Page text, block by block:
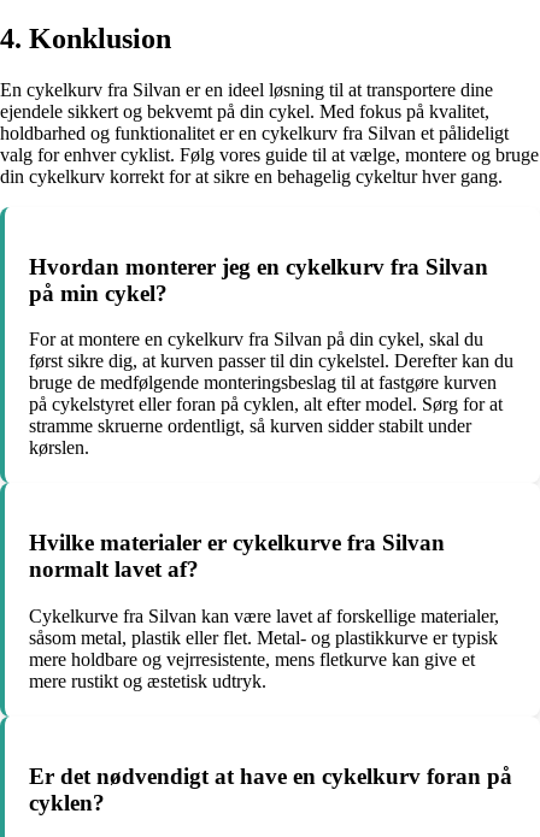
4. Konklusion
En cykelkurv fra Silvan er en ideel løsning til at transportere dine
ejendele sikkert og bekvemt på din cykel. Med fokus på kvalitet,
holdbarhed og funktionalitet er en cykelkurv fra Silvan et pålideligt
valg for enhver cyklist. Følg vores guide til at vælge, montere og bruge
din cykelkurv korrekt for at sikre en behagelig cykeltur hver gang.
Hvordan monterer jeg en cykelkurv fra Silvan
på min cykel?
For at montere en cykelkurv fra Silvan på din cykel, skal du
først sikre dig, at kurven passer til din cykelstel. Derefter kan du
bruge de medfølgende monteringsbeslag til at fastgøre kurven
på cykelstyret eller foran på cyklen, alt efter model. Sørg for at
stramme skruerne ordentligt, så kurven sidder stabilt under
kørslen.
Hvilke materialer er cykelkurve fra Silvan
normalt lavet af?
Cykelkurve fra Silvan kan være lavet af forskellige materialer,
såsom metal, plastik eller flet. Metal- og plastikkurve er typisk
mere holdbare og vejrresistente, mens fletkurve kan give et
mere rustikt og æstetisk udtryk.
Er det nødvendigt at have en cykelkurv foran på
cyklen?